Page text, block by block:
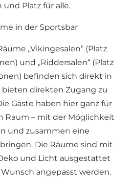
Platz für alle.
in der Sportsbar
„Vikingesalen“ (Platz
und „Riddersalen“ (Platz
befinden sich direkt in
direkten Zugang zu
Gäste haben hier ganz für
Raum – mit der Möglichkeit
und zusammen eine
Die Räume sind mit
und Licht ausgestattet
angepasst werden.